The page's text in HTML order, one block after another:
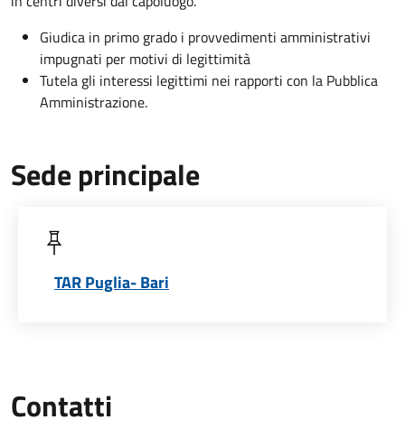
Giudica in primo grado i provvedimenti amministrativi
impugnati per motivi di legittimità
Tutela gli interessi legittimi nei rapporti con la Pubblica
Amministrazione.
Sede principale
TAR Puglia- Bari
Contatti